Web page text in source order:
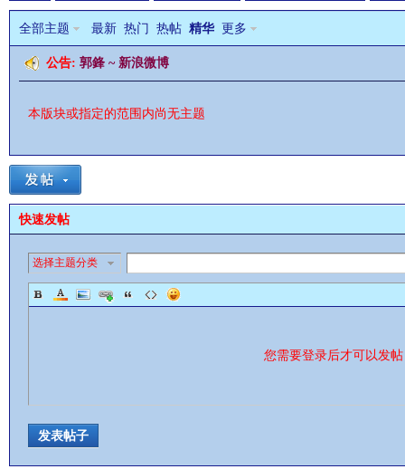
全部主题 最新 热门 热帖 精华 更多
公告: 郭鋒 ~ 新浪微博
本版块或指定的范围内尚无主题
快速发帖
选择主题分类
您需要登录后才可以发
发表帖子